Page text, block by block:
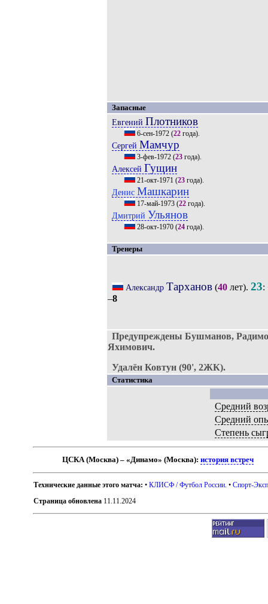
Запасные
Евгений Плотников
6-сен-1972(22года).
Сергей Мамчур
3-фев-1972(23года).
Алексей Гущин
21-окт-1971 (23года).
Денис Машкарин
17-май-1973(22года).
Дмитрий Ульянов
28-окт-1970(24года).
Тренеры
Александр Тарханов(40лет). 23:
–8
Предупреждены Бушманов,
Яхимович.
Удалён Ковтун (90', 2ЖК).
Статистика
Средний
Средний
Степень
ЦСКА (Москва) – «Динамо» (Москва):история встреч
Технические данные этого матча: •КЛИСФ / Футбол России . •Спорт-
Страница обновлена 11.11.2024